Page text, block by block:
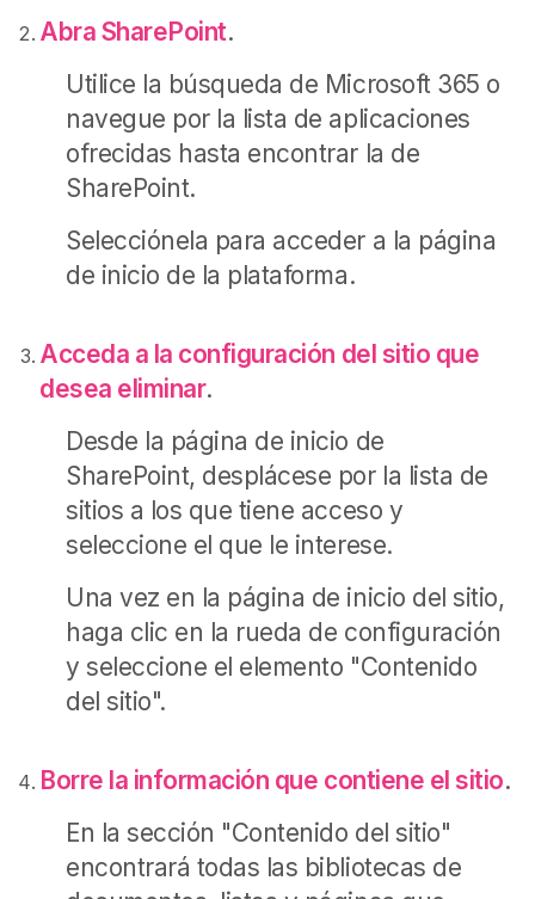
Abra SharePoint.
Utilice la búsqueda de Microsoft 365 o
navegue por la lista de aplicaciones
ofrecidas hasta encontrar la de
SharePoint.
Selecciónela para acceder a la página
de inicio de la plataforma.
Acceda a la configuración del sitio que
desea eliminar.
Desde la página de inicio de
SharePoint, desplácese por la lista de
sitios a los que tiene acceso y
seleccione el que le interese.
Una vez en la página de inicio del sitio,
haga clic en la rueda de configuración
y seleccione el elemento "Contenido
del sitio".
Borre la información que contiene el sitio.
En la sección "Contenido del sitio"
encontrará todas las bibliotecas de